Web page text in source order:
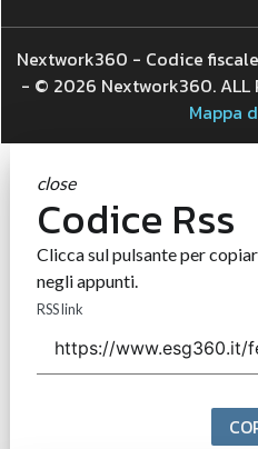
Nextwork360 - Codice
- © 2026 Nextwork360. ALL
Mappa
close
Codice Rss
Clicca sul pulsante per
negli appunti.
RSS link